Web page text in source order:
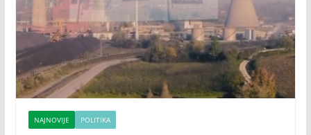
NAJNOVIJE POLITIKA